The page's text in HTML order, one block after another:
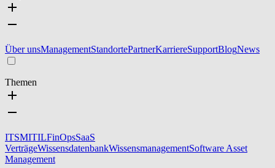
Über unsManagementStandortePartnerKarriereSupportBlogNews
Themen
ITSMITILFinOpsSaaS
VerträgeWissensdatenbankWissensmanagementSoftware Asset
Management